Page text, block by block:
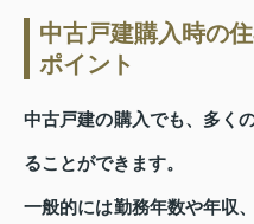
中古戸建購入時の
ポイント
中古戸建の購入でも、多く
ることができます。
一般的には勤務年数や年収